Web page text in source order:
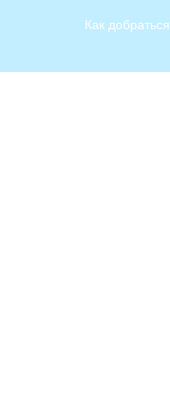
Как добраться